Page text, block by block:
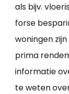
als bijv.
forse
woningen
prima
informatie
te weten